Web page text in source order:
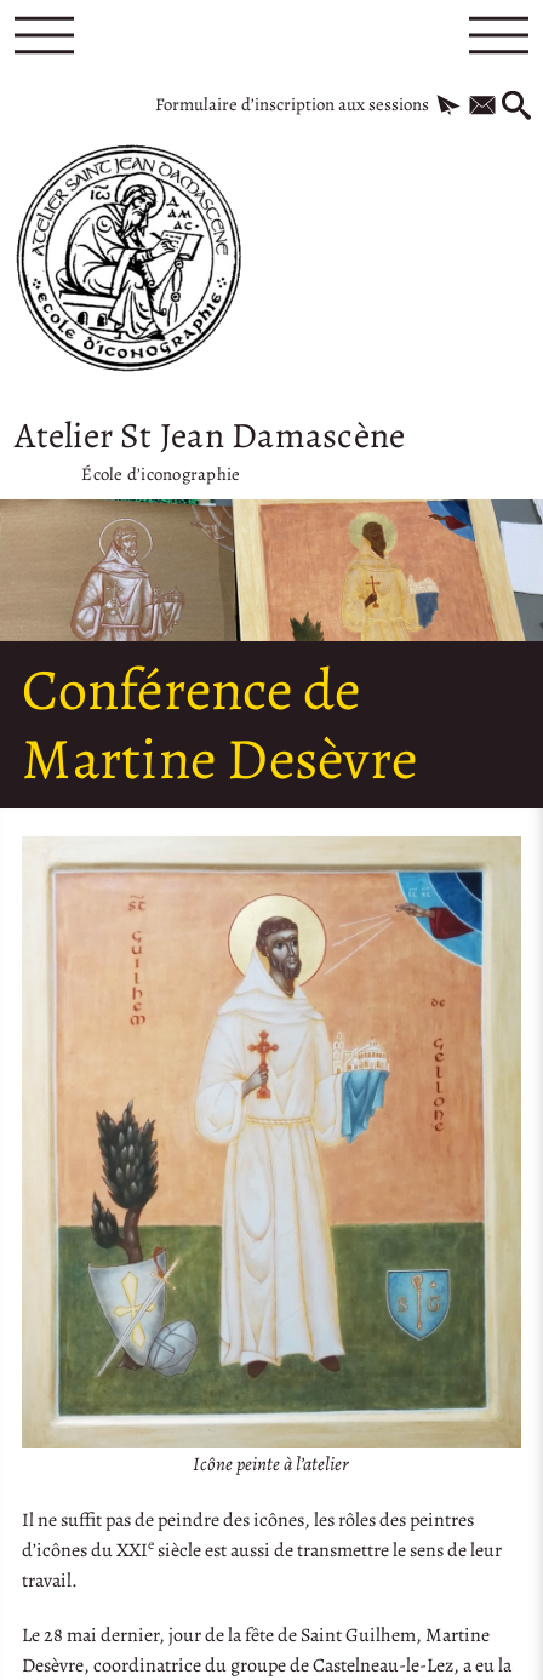
Formulaire d’inscription aux sessions
Atelier St Jean Damascène
École d’iconographie
Conférence de
Martine Desèvre
Icône peinte à l’atelier
Il ne suffit pas de peindre des icônes, les rôles des peintres
d’icônes du XXIesiècle est aussi de transmettre le sens de leur
travail.
Le 28 mai dernier, jour de la fête de Saint Guilhem, Martine
Desèvre, coordinatrice du groupe de Castelneau-le-Lez, a eu la